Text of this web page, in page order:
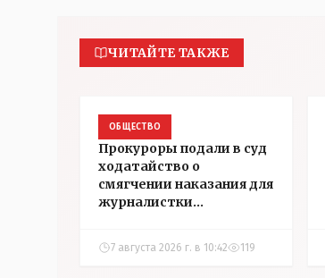
ЧИТАЙТЕ ТАКЖЕ
ОБЩЕСТВО
Прокуроры подали в суд
ходатайство о
смягчении наказания для
журналистки
7 августа 2026 г. в 10:42 119